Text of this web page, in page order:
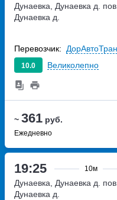
~ 361 руб.
Ежедневно
Дунаевка, Дунаевка д. пов.
Дунаевка д.
10.0 Великолепно
Перевозчик:
19:25 10м
Дунаевка, Дунаевка д.
Дунаевка д.